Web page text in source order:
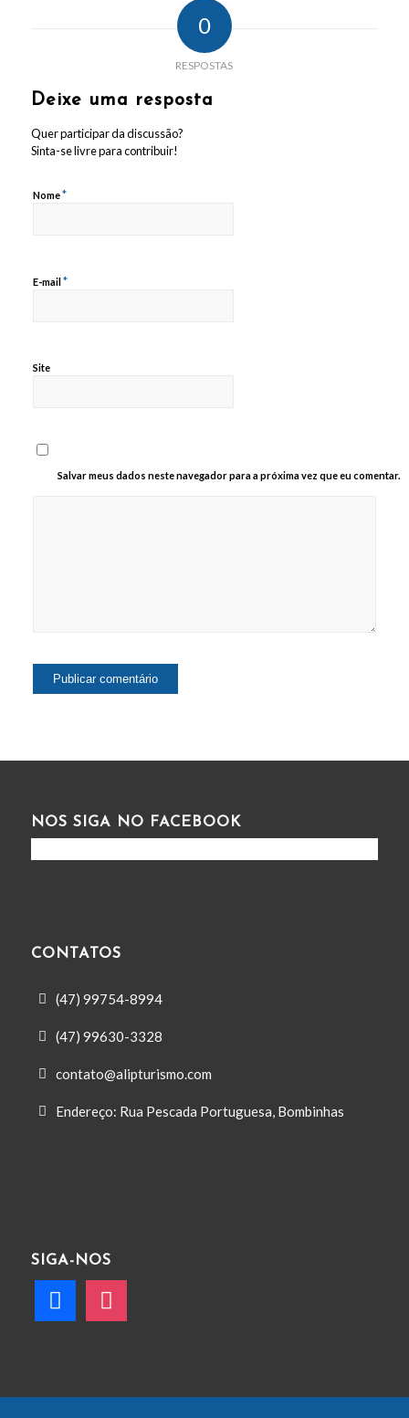
0
RESPOSTAS
Deixe uma resposta
Quer participar da discussão?
Sinta-se livre para contribuir!
Nome*
E-mail*
Site
Salvar meus dados neste navegador para a próxima vez que eu comentar.
NOS SIGA NO FACEBOOK
CONTATOS
(47) 99754-8994
(47) 99630-3328
contato@alipturismo.com
Endereço: Rua Pescada Portuguesa, Bombinhas
SIGA-NOS